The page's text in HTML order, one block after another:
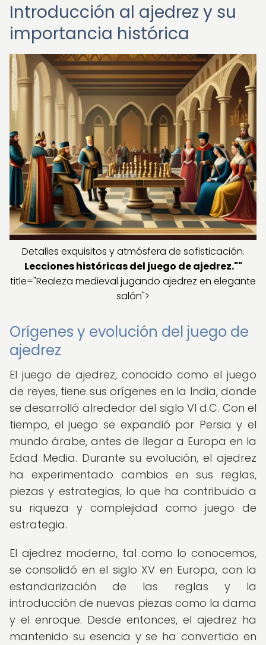
Introducción al ajedrez y su
importancia histórica
Detalles exquisitos y atmósfera de sofisticación.
Lecciones históricas del juego de ajedrez.""
title="Realeza medieval jugando ajedrez en elegante
salón">
Orígenes y evolución del juego de
ajedrez
El juego de ajedrez, conocido como el juego
de reyes, tiene sus orígenes en la India, donde
se desarrolló alrededor del siglo VI d.C. Con el
tiempo, el juego se expandió por Persia y el
mundo árabe, antes de llegar a Europa en la
Edad Media. Durante su evolución, el ajedrez
ha experimentado cambios en sus reglas,
piezas y estrategias, lo que ha contribuido a
su riqueza y complejidad como juego de
estrategia.
El ajedrez moderno, tal como lo conocemos,
se consolidó en el siglo XV en Europa, con la
estandarización de las reglas y la
introducción de nuevas piezas como la dama
y el enroque. Desde entonces, el ajedrez ha
mantenido su esencia y se ha convertido en